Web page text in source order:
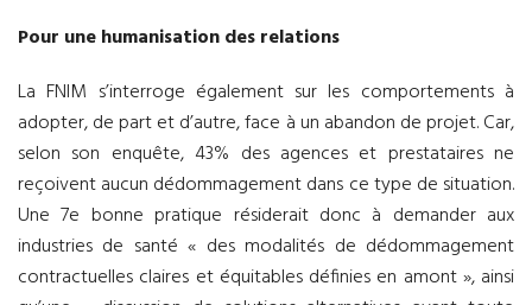
Pour une humanisation des relations
La FNIM s’interroge également sur les comportements à
adopter, de part et d’autre, face à un abandon de projet. Car,
selon son enquête, 43% des agences et prestataires ne
reçoivent aucun dédommagement dans ce type de situation.
Une 7e bonne pratique résiderait donc à demander aux
industries de santé « des modalités de dédommagement
contractuelles claires et équitables définies en amont », ainsi